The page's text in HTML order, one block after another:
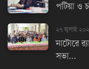
পটিয়া ও
২৭ জুলাই
নাটোরে
সভা...